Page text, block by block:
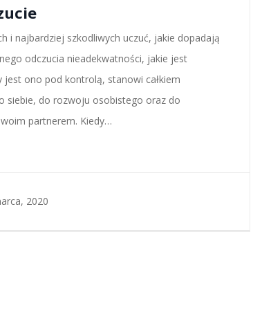
i najbardziej szkodliwych uczuć, jakie dopadają
odczucia nieadekwatności, jakie jest
jest ono pod kontrolą, stanowi całkiem
siebie, do rozwoju osobistego oraz do
partnerem. Kiedy…
2020